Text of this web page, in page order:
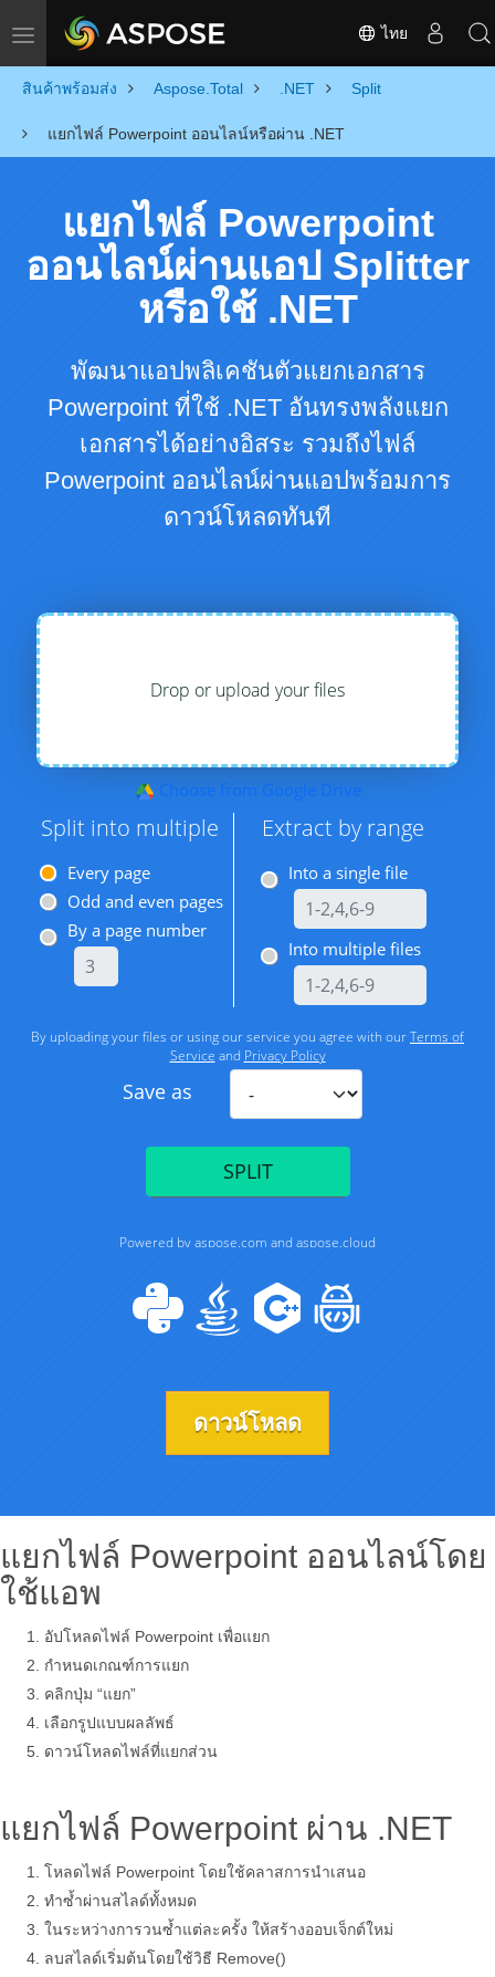
Toggle navigation ไทย
สินค้าพร้อมส่ง Aspose.Total .NET Split
แยกไฟล์ Powerpoint ออนไลน์หรือผ่าน .NET
แยกไฟล์ Powerpoint
ออนไลน์ผ่านแอป Splitter
หรือใช้ .NET
พัฒนาแอปพลิเคชันตัวแยกเอกสาร
Powerpoint ที่ใช้ .NET อันทรงพลังแยก
เอกสารได้อย่างอิสระ รวมถึงไฟล์
Powerpoint ออนไลน์ผ่านแอปพร้อมการ
ดาวน์โหลดทันที
ดาวน์โหลด
แยกไฟล์ Powerpoint ออนไลน์โดย
ใช้แอพ
อัปโหลดไฟล์ Powerpoint เพื่อแยก
กำหนดเกณฑ์การแยก
คลิกปุ่ม “แยก”
เลือกรูปแบบผลลัพธ์
ดาวน์โหลดไฟล์ที่แยกส่วน
แยกไฟล์ Powerpoint ผ่าน .NET
โหลดไฟล์ Powerpoint โดยใช้คลาสการนำเสนอ
ทำซ้ำผ่านสไลด์ทั้งหมด
ในระหว่างการวนซ้ำแต่ละครั้ง ให้สร้างออบเจ็กต์ใหม่
ลบสไลด์เริ่มต้นโดยใช้วิธี Remove()